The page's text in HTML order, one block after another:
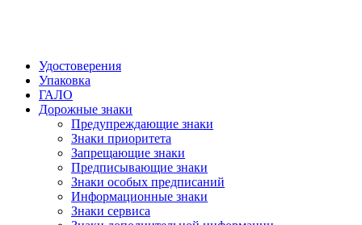
Удостоверения
Упаковка
ГАЛО
Дорожные знаки
Предупреждающие знаки
Знаки приоритета
Запрещающие знаки
Предписывающие знаки
Знаки особых предписаний
Информационные знаки
Знаки сервиса